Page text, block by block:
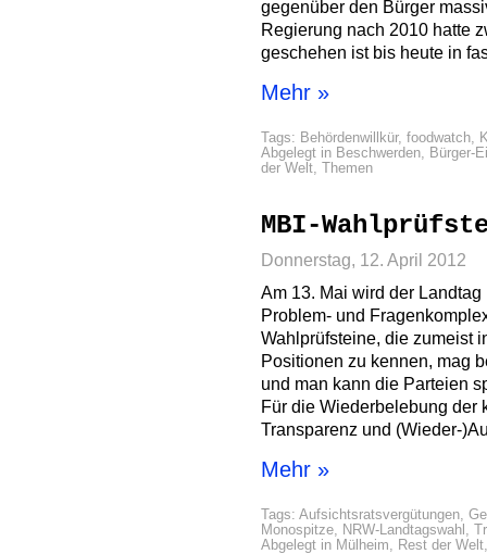
gegenüber den Bürger
Regierung nach 2010 hatte
geschehen ist bis heute in
Mehr »
Tags: Behördenwillkür, foodwatch,
Abgelegt in Beschwerden, Bürger-
der Welt, Themen
MBI-
Donnerstag, 12. April 2012
Am 13. Mai wird der
Problem- und
Wahlprüfsteine, die zumeist
Positionen zu kennen, mag
und man kann die Parteien
Für die Wiederbelebung der
Transparenz und (Wieder-
Mehr »
Tags: Aufsichtsratsvergütungen,
Monospitze, NRW-Landtagswahl ,
Abgelegt in Mülheim, Rest der Welt